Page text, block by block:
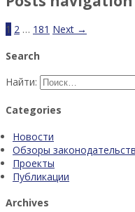
1 2 … 181 Next →
Search
Найти:
Categories
Новости
Обзоры
Проекты
Публикации
Archives